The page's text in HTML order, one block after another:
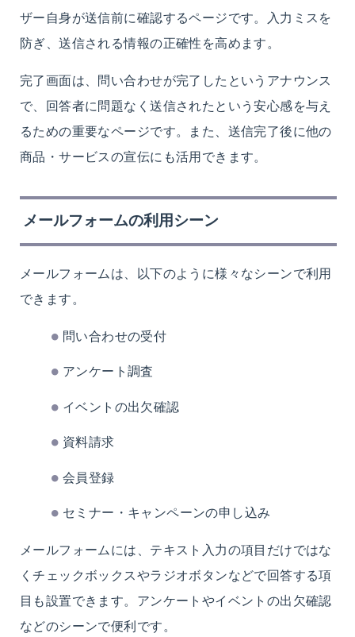
ザー自身が送信前に確認するページです。入力ミスを
防ぎ、送信される情報の正確性を高めます。
完了画面は、問い合わせが完了したというアナウンス
で、回答者に問題なく送信されたという安心感を与え
るための重要なページです。また、送信完了後に他の
商品・サービスの宣伝にも活用できます。
メールフォームの利用シーン
メールフォームは、以下のように様々なシーンで利用
できます。
問い合わせの受付
アンケート調査
イベントの出欠確認
資料請求
会員登録
セミナー・キャンペーンの申し込み
メールフォームには、テキスト入力の項目だけではな
くチェックボックスやラジオボタンなどで回答する項
目も設置できます。アンケートやイベントの出欠確認
などのシーンで便利です。